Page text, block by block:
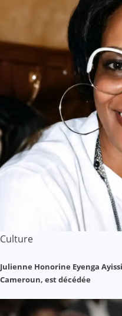
Culture
Julienne Honorine Eyenga
Cameroun, est décédée